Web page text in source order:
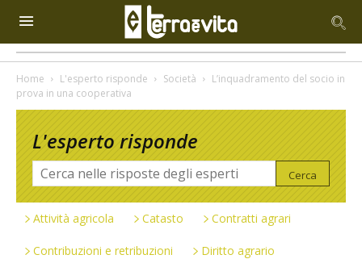
Home L'esperto risponde Società
L’inquadramento del socio in
prova in una cooperativa
L'esperto risponde
Attività agricola Catasto Contratti agrari
Contribuzioni e retribuzioni Diritto agrario